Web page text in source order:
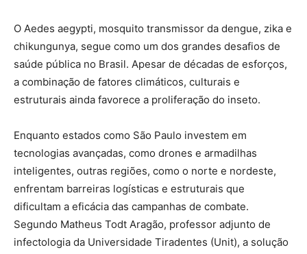
O Aedes aegypti, mosquito transmissor da dengue, zika e
chikungunya, segue como um dos grandes desafios de
saúde pública no Brasil. Apesar de décadas de esforços,
a combinação de fatores climáticos, culturais e
estruturais ainda favorece a proliferação do inseto.
Enquanto estados como São Paulo investem em
tecnologias avançadas, como drones e armadilhas
inteligentes, outras regiões, como o norte e nordeste,
enfrentam barreiras logísticas e estruturais que
dificultam a eficácia das campanhas de combate.
Segundo Matheus Todt Aragão, professor adjunto de
infectologia da Universidade Tiradentes (Unit), a solução